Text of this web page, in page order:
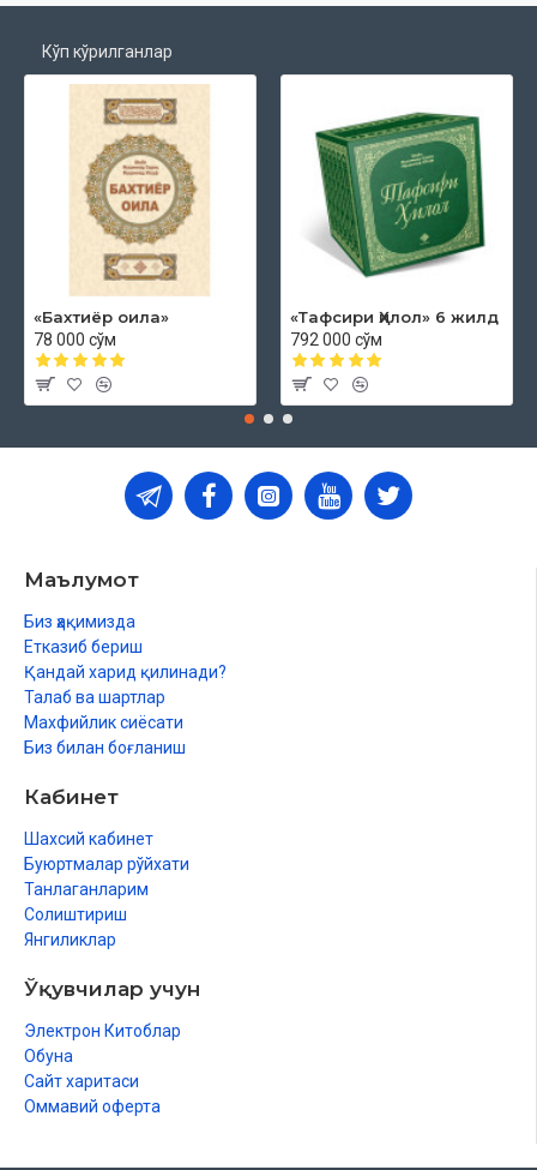
Кўп кўрилганлар
«Бахтиёр оила»
78 000 сўм
«Тафсири Ҳилол» 6 жилд
792 000 сўм
Маълумот
Биз ҳақимизда
Етказиб бериш
Қандай харид қилинади?
Талаб ва шартлар
Махфийлик сиёсати
Биз билан боғланиш
Кабинет
Шахсий кабинет
Буюртмалар рўйхати
Танлаганларим
Солиштириш
Янгиликлар
Ўқувчилар учун
Электрон Китоблар
Обуна
Сайт харитаси
Оммавий оферта